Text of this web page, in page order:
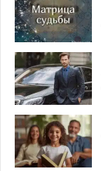
л
о
н
и
т
ь
с
я
н
а
А